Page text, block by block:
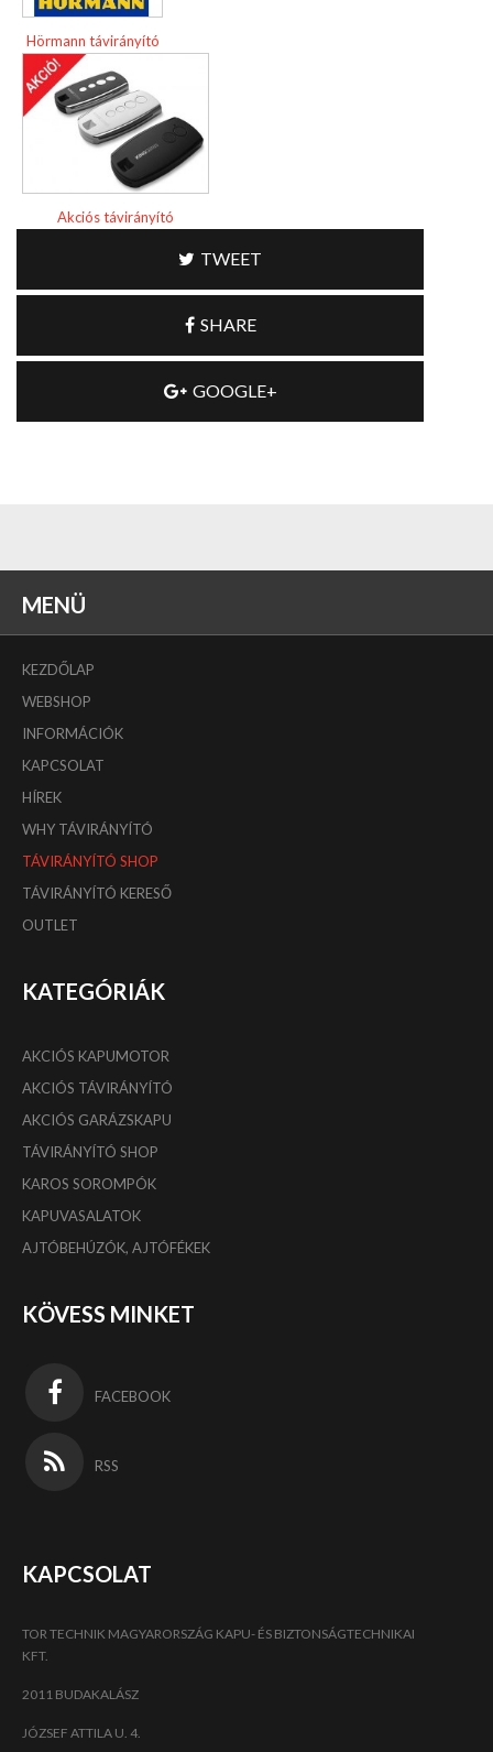
Hörmann távirányító
Akciós távirányító
TWEET
SHARE
GOOGLE+
MENÜ
KEZDŐLAP
WEBSHOP
INFORMÁCIÓK
KAPCSOLAT
HÍREK
WHY TÁVIRÁNYÍTÓ
TÁVIRÁNYÍTÓ SHOP
TÁVIRÁNYÍTÓ KERESŐ
OUTLET
KATEGÓRIÁK
AKCIÓS KAPUMOTOR
AKCIÓS TÁVIRÁNYÍTÓ
AKCIÓS GARÁZSKAPU
TÁVIRÁNYÍTÓ SHOP
KAROS SOROMPÓK
KAPUVASALATOK
AJTÓBEHÚZÓK, AJTÓFÉKEK
KÖVESS MINKET
FACEBOOK
RSS
KAPCSOLAT
TOR TECHNIK MAGYARORSZÁG KAPU- ÉS BIZTONSÁGTECHNIKAI
KFT.
2011 BUDAKALÁSZ
JÓZSEF ATTILA U. 4.